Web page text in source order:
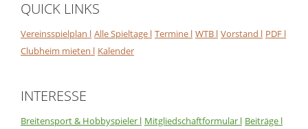
QUICK LINKS
Vereinsspielplan l Alle Spieltage l Termine l WTB l Vorstand l PDF l
Clubheim mieten l Kalender
INTERESSE
Breitensport & Hobbyspieler l Mitgliedschaftformular l Beiträge l